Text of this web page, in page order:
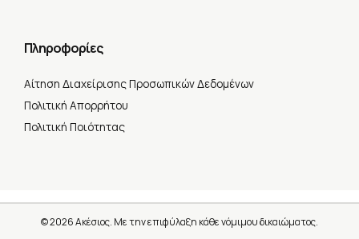
Πληροφορίες
Αίτηση Διαχείρισης Προσωπικών Δεδομένων
Πολιτική Απορρήτου
Πολιτική Ποιότητας
©2026Ακέσιος. Με την επιφύλαξη κάθε νόμιμου δικαιώματος.